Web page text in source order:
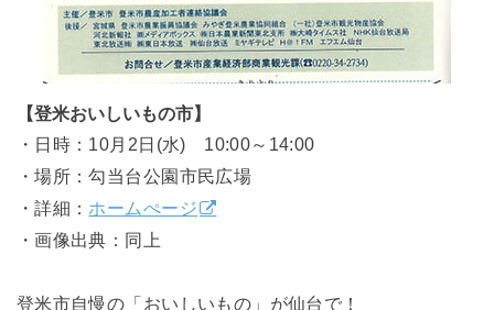
【登米おいしいもの市】
・日時：10月2日(水) 10:00～14:00
・場所：勾当台公園市民広場
・詳細： ホームぺージ
・画像出典：同上
登米市自慢の「おいしいもの」が仙台で！